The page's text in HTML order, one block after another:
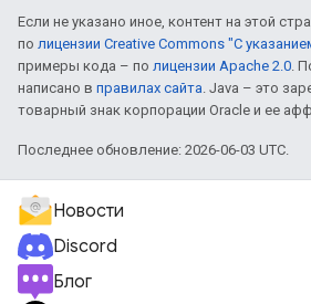
Если не указано иное, контент на этой
по лицензии Creative Commons "С
примеры кода – по лицензии Apache 2.0.
написано в правилах сайта. Java – это
товарный знак корпорации Oracle и ее
Последнее обновление: 2026-06-03 UTC.
Новости
Discord
Блог